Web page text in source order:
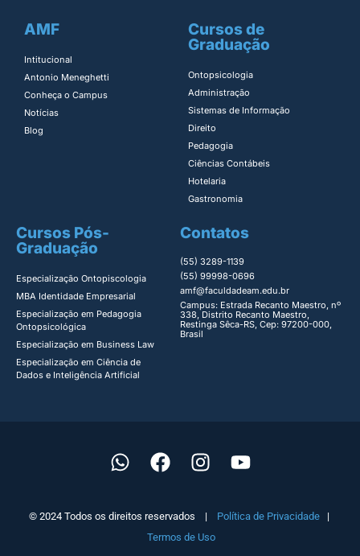
AMF
Intitucional
Antonio Meneghetti
Conheça o Campus
Notícias
Blog
Cursos de
Graduação
Ontopsicologia ​
Administração​
Sistemas de Informação​
Direito​
Pedagogia
Ciências Contábeis
Hotelaria
Gastronomia
Cursos Pós-
Graduação
Especialização Ontopiscologia ​
MBA Identidade Empresarial​
Especialização em Pedagogia
Ontopsicológica​
Especialização em Business Law
Especialização em Ciência de
Dados e Inteligência Artificial
Contatos
(55) 3289-1139
(55) 99998-0696
amf@faculdadeam.edu.br
Campus: Estrada Recanto Maestro, nº
338, Distrito Recanto Maestro,
Restinga Sêca-RS, Cep: 97200-000,
Brasil
© 2024 Todos os direitos reservados | Política de Privacidade|
Termos de Uso